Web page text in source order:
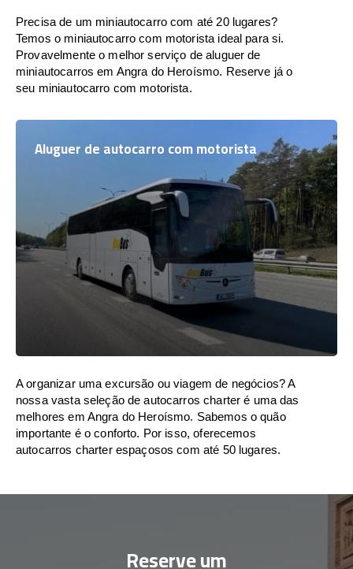
Precisa de um miniautocarro com até 20 lugares?
Temos o miniautocarro com motorista ideal para si.
Provavelmente o melhor serviço de aluguer de
miniautocarros em Angra do Heroísmo. Reserve já o
seu miniautocarro com motorista.
Aluguer de autocarro com motorista
A organizar uma excursão ou viagem de negócios? A
nossa vasta seleção de autocarros charter é uma das
melhores em Angra do Heroísmo. Sabemos o quão
importante é o conforto. Por isso, oferecemos
autocarros charter espaçosos com até 50 lugares.
Reserve um